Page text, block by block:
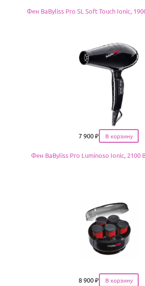
Фен BaByliss Pro SL Soft Touch Ionic,
Цена
7 900 ₽
Фен BaByliss Pro Luminoso Ionic, 2100
Цена
8 900 ₽